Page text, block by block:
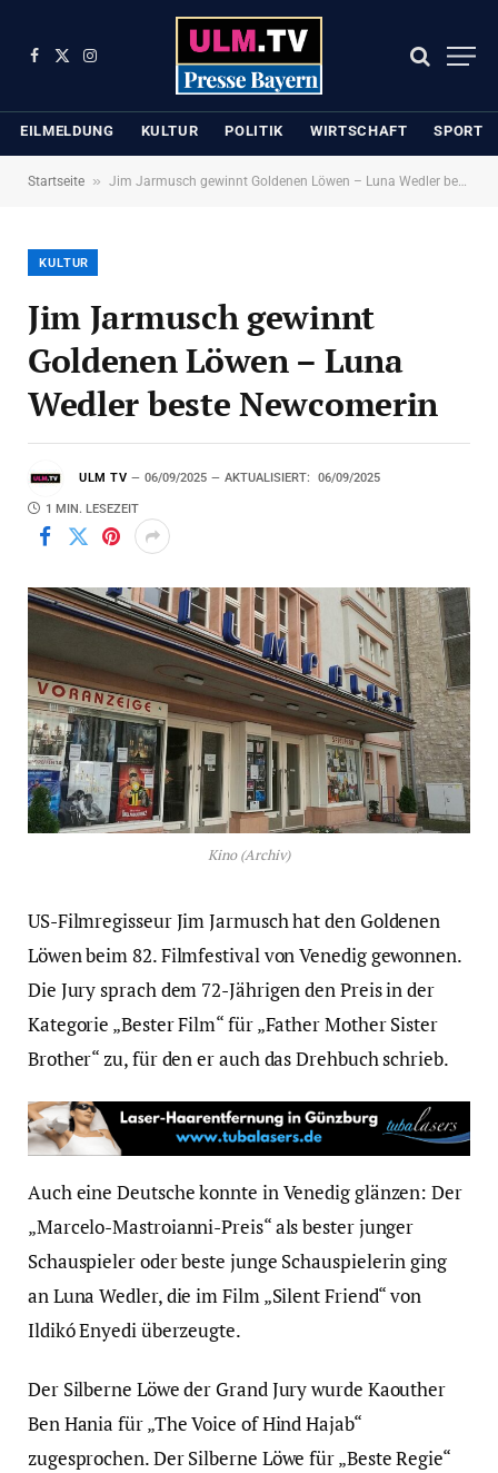
Facebook
X
Instagram
EILMELDUNG KULTUR POLITIK WIRTSCHAFT SPORT
Startseite » Jim Jarmusch gewinnt Goldenen Löwen – Luna Wedler beste Newcomerin
KULTUR
Jim Jarmusch gewinnt
Goldenen Löwen – Luna
Wedler beste Newcomerin
ULM TV 06/09/2025 AKTUALISIERT: 06/09/2025
1 MIN. LESEZEIT
Kino (Archiv)
US-Filmregisseur Jim Jarmusch hat den Goldenen
Löwen beim 82. Filmfestival von Venedig gewonnen.
Die Jury sprach dem 72-Jährigen den Preis in der
Kategorie „Bester Film“ für „Father Mother Sister
Brother“ zu, für den er auch das Drehbuch schrieb.
Auch eine Deutsche konnte in Venedig glänzen: Der
„Marcelo-Mastroianni-Preis“ als bester junger
Schauspieler oder beste junge Schauspielerin ging
an Luna Wedler, die im Film „Silent Friend“ von
Ildikó Enyedi überzeugte.
Der Silberne Löwe der Grand Jury wurde Kaouther
Ben Hania für „The Voice of Hind Hajab“
zugesprochen. Der Silberne Löwe für „Beste Regie“